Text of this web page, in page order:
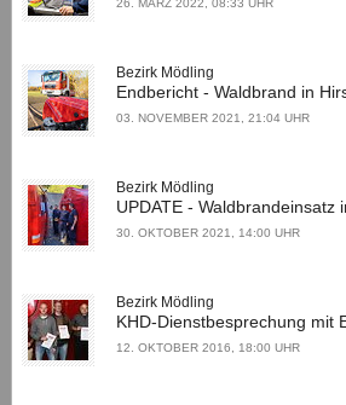
26. MÄRZ 2022, 08:33 UHR
Bezirk Mödling
Endbericht - Waldbrand in
03. NOVEMBER 2021, 21:04 UHR
Bezirk Mödling
UPDATE - Waldbrandeinsatz
30. OKTOBER 2021, 14:00 UHR
Bezirk Mödling
KHD-Dienstbesprechung mit
12. OKTOBER 2016, 18:00 UHR